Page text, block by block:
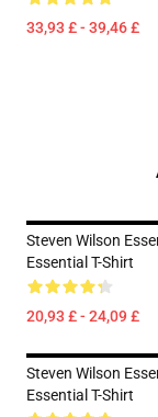
33,93 £ - 39,46 £
Steven Wilson
Essential T-Shirt
20,93 £ - 24,09 £
Steven Wilson
Essential T-Shirt